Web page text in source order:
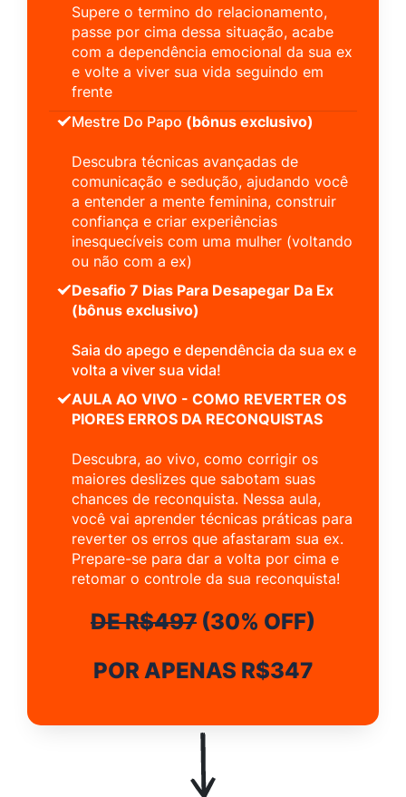
Supere o termino do relacionamento,
passe por cima dessa situação, acabe
com a dependência emocional da sua ex
e volte a viver sua vida seguindo em
frente
Mestre Do Papo (bônus exclusivo)
Descubra técnicas avançadas de
comunicação e sedução, ajudando você
a entender a mente feminina, construir
confiança e criar experiências
inesquecíveis com uma mulher (voltando
ou não com a ex)
Desafio 7 Dias Para Desapegar Da Ex
(bônus exclusivo)
Saia do apego e dependência da sua ex e
volta a viver sua vida!
AULA AO VIVO - COMO REVERTER OS
PIORES ERROS DA RECONQUISTAS
Descubra, ao vivo, como corrigir os
maiores deslizes que sabotam suas
chances de reconquista. Nessa aula,
você vai aprender técnicas práticas para
reverter os erros que afastaram sua ex.
Prepare-se para dar a volta por cima e
retomar o controle da sua reconquista!
DE R$497 (30% OFF)
POR APENAS R$347